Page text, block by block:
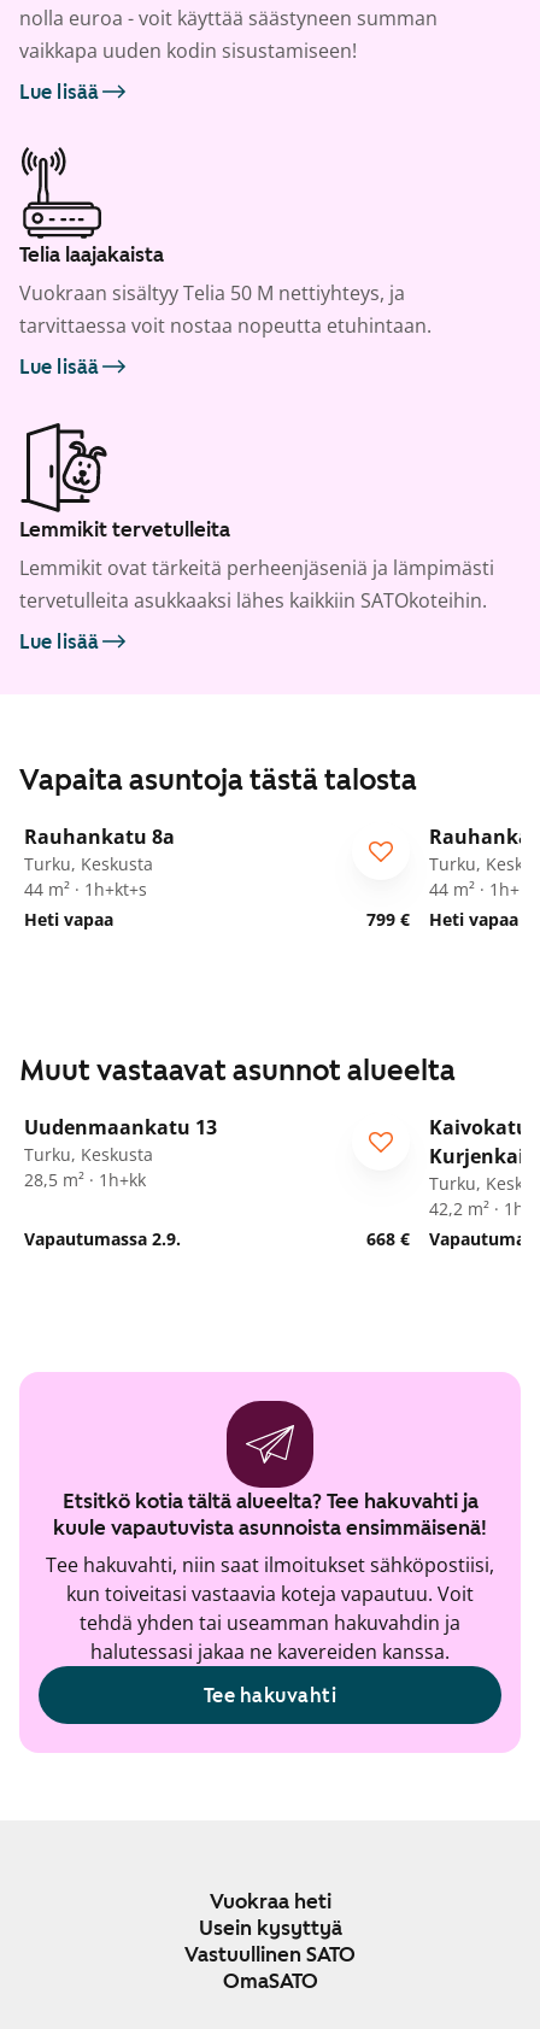
nolla euroa - voit käyttää säästyneen summan
vaikkapa uuden kodin sisustamiseen!
Lue lisää
Telia laajakaista
Vuokraan sisältyy Telia 50 M nettiyhteys, ja
tarvittaessa voit nostaa nopeutta etuhintaan.
Lue lisää
Lemmikit tervetulleita
Lemmikit ovat tärkeitä perheenjäseniä ja lämpimästi
tervetulleita asukkaaksi lähes kaikkiin SATOkoteihin.
Lue lisää
Vapaita asuntoja tästä talosta
/22
Rauhankatu 8a
Turku, Keskusta
44 m² · 1h+kt+s
Heti vapaa
799 €
Turku,
44 m² ·
Heti vapaa
Muut vastaavat asunnot alueelta
Uudenmaankatu 13
Turku, Keskusta
28,5 m² · 1h+kk
Vapautumassa 2.9. 668 €
Kaivokatu
Turku,
42,2 m² ·
Etsitkö kotia tältä alueelta? Tee hakuvahti ja
kuule vapautuvista asunnoista ensimmäisenä!
Tee hakuvahti, niin saat ilmoitukset sähköpostiisi,
kun toiveitasi vastaavia koteja vapautuu. Voit
tehdä yhden tai useamman hakuvahdin ja
halutessasi jakaa ne kavereiden kanssa.
Tee hakuvahti
Vuokraa heti
Usein kysyttyä
Vastuullinen SATO
OmaSATO